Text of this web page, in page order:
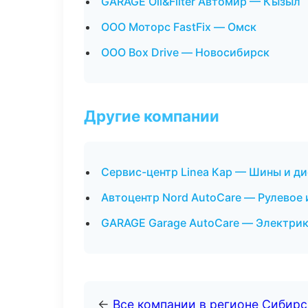
ООО Моторс FastFix — Омск
ООО Box Drive — Новосибирск
Другие компании
Сервис-центр Linea Кар — Шины и
Автоцентр Nord AutoCare — Рулевое
GARAGE Garage AutoCare —
← Все компании в регионе